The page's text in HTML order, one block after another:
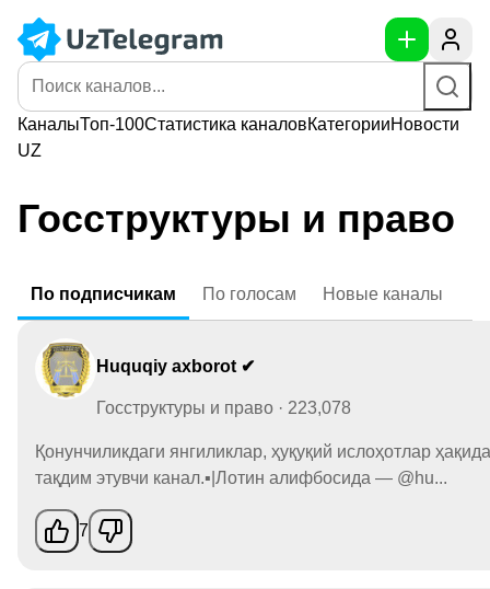
КаналыТоп-100Статистика каналовКатегорииНовости
UZ
Госструктуры и право
По подписчикам По голосам Новые каналы
Huquqiy axborot ✔
Госструктуры и право · 223,078
Қонунчиликдаги янгиликлар, ҳуқуқий ислоҳотлар
тақдим этувчи канал.▪️|Лотин алифбосида — @hu...
7